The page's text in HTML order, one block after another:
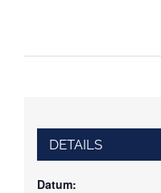
DETAILS
Datum: